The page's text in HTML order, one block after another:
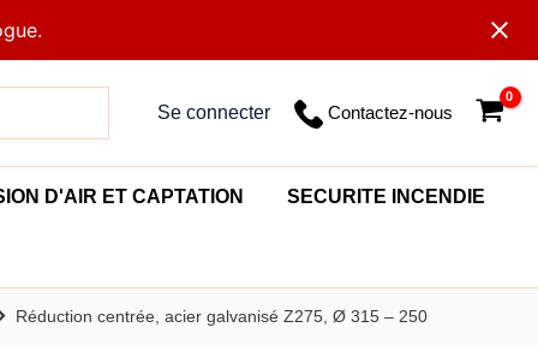
Se connecter Contactez-nous
D'AIR ET CAPTATION SECURITE INCENDIE
Réduction centrée, acier galvanisé Z275, Ø 315 – 250